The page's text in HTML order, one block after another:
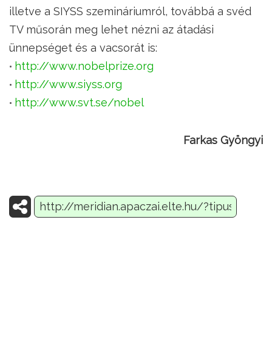
illetve a SIYSS szemináriumról, továbbá a svéd
TV műsorán meg lehet nézni az átadási
ünnepséget és a vacsorát is:
http://www.nobelprize.org
http://www.siyss.org
http://www.svt.se/nobel
Farkas Gyöngyi